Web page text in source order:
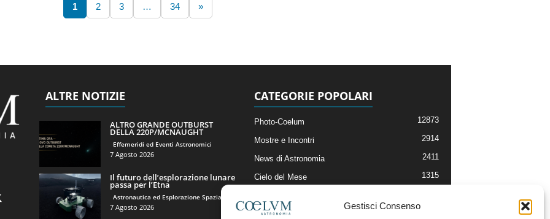
Gestisci Consenso
1 2 3 … 34 »
ALTRE NOTIZIE
ALTRO GRANDE OUTBURST
DELLA 220P/MCNAUGHT
Effemeridi ed Eventi Astronomici
7 Agosto 2026
Il futuro dell’esplorazione lunare
passa per l’Etna
Astronautica ed Esplorazione Spaziale
7 Agosto 2026
CATEGORIE POPOLARI
Photo-Coelum 12873
Mostre e Incontri 2914
News di Astronomia 2411
Cielo del Mese 1315
Articoli e Risorse On-Line